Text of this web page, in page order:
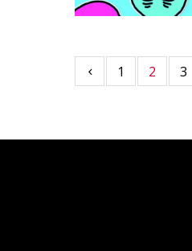
1 2 3